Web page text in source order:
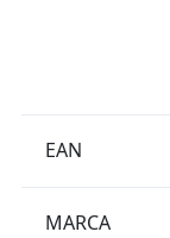
EAN
MARCA